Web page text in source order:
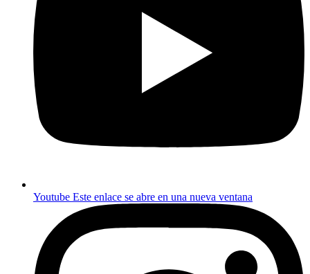
Youtube Este enlace se abre en una nueva ventana